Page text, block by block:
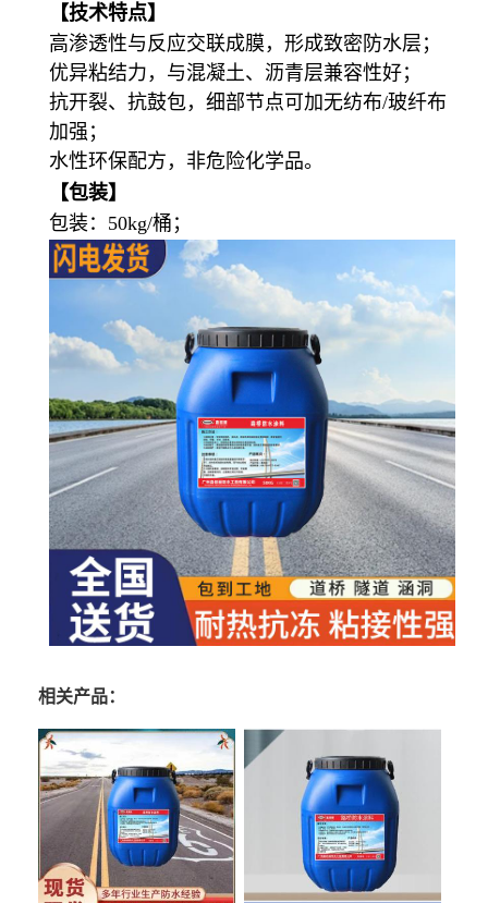
【技术特点】
高渗透性与反应交联成膜，形成致密防水层；
优异粘结力，与混凝土、沥青层兼容性好；
抗开裂、抗鼓包，细部节点可加无纺布/玻纤布
加强；
水性环保配方，非危险化学品。
【包装】
包装：50kg/桶；
相关产品：